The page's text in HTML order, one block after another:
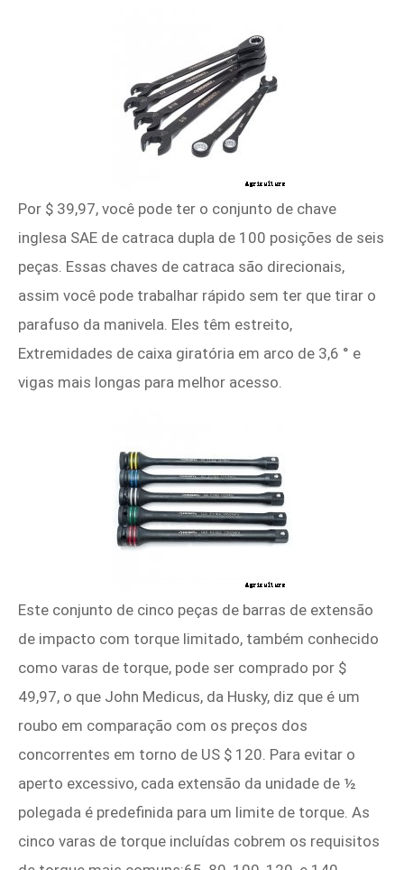
Por $ 39,97, você pode ter o conjunto de chave
inglesa SAE de catraca dupla de 100 posições de seis
peças. Essas chaves de catraca são direcionais,
assim você pode trabalhar rápido sem ter que tirar o
parafuso da manivela. Eles têm estreito,
Extremidades de caixa giratória em arco de 3,6 ° e
vigas mais longas para melhor acesso.
Este conjunto de cinco peças de barras de extensão
de impacto com torque limitado, também conhecido
como varas de torque, pode ser comprado por $
49,97, o que John Medicus, da Husky, diz que é um
roubo em comparação com os preços dos
concorrentes em torno de US $ 120. Para evitar o
aperto excessivo, cada extensão da unidade de ½
polegada é predefinida para um limite de torque. As
cinco varas de torque incluídas cobrem os requisitos